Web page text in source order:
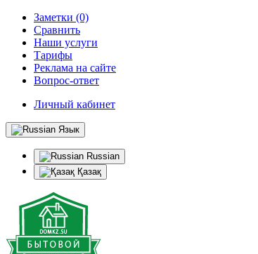
Заметки (0)
Сравнить
Наши услуги
Тарифы
Реклама на сайте
Вопрос-ответ
Личный кабинет
Язык
Russian
Қазақ